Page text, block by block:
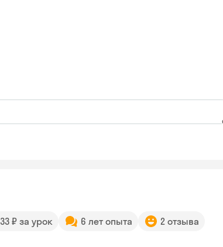
₽ за урок 6 лет опыта 2 отзыва
Skysmart Chat